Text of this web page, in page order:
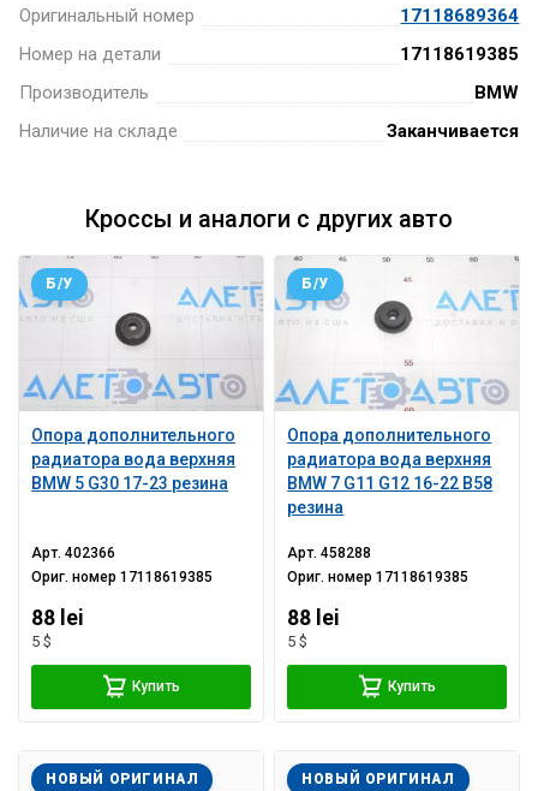
Оригинальный номер
17118689364
Номер на детали
17118619385
Производитель
BMW
Наличие на складе
Заканчивается
Кроссы и аналоги с других авто
Опора дополнительного
радиатора вода верхняя
BMW 5 G30 17-23 резина
Б/У
Арт.402366
Ориг. номер17118619385
88 lei
5 $
Купить
Опора дополнительного
радиатора вода верхняя
BMW 7 G11 G12 16-22 B58
резина
Б/У
Арт.458288
Ориг. номер17118619385
88 lei
5 $
Купить
НОВЫЙ ОРИГИНАЛ НОВЫЙ ОРИГИНАЛ